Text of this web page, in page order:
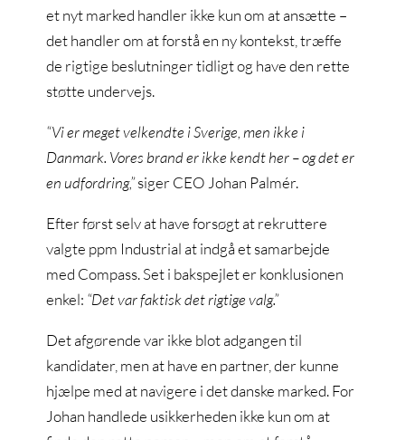
et nyt marked handler ikke kun om at ansætte –
det handler om at forstå en ny kontekst, træffe
de rigtige beslutninger tidligt og have den rette
støtte undervejs.
“Vi er meget velkendte i Sverige, men ikke i
Danmark. Vores brand er ikke kendt her – og det er
en udfordring,”siger CEO Johan Palmér.
Efter først selv at have forsøgt at rekruttere
valgte ppm Industrial at indgå et samarbejde
med Compass. Set i bakspejlet er konklusionen
enkel: “Det var faktisk det rigtige valg.”
Det afgørende var ikke blot adgangen til
kandidater, men at have en partner, der kunne
hjælpe med at navigere i det danske marked. For
Johan handlede usikkerheden ikke kun om at